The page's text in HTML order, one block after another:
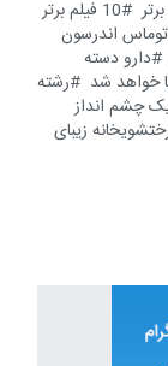
10 فیلم برتر
اندرسون
دارو دسته
خواهد شد
رشته
یک چشم انداز
زیبای